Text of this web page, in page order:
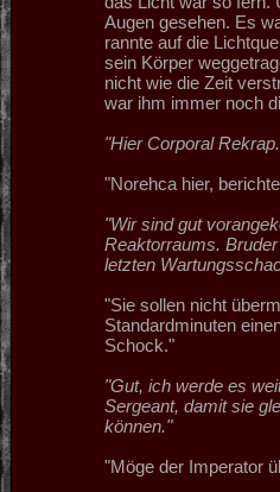
Augen gesehen. Es
rannte auf die
sein Körper
nicht wie die Zeit
war ihm immer noch
"Hier Corporal
"Norehca hier,
"Wir sind gut
Reaktorraums.
letzten
"Sie sollen nicht
Standardminuten
Schock."
"Gut, ich werde es
Sergeant, damit sie
können."
"Möge der Imperator